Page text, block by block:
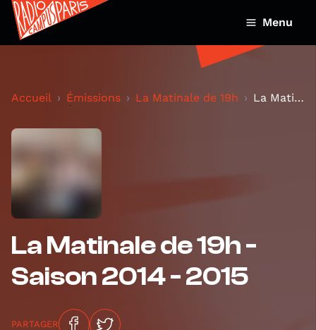
Menu
Accueil Émissions La Matinale de 19h La Matinale de 19h - Saison 2014 - 2015
La Matinale de 19h -
Saison 2014 - 2015
PARTAGER